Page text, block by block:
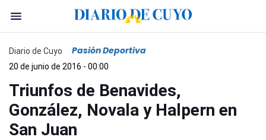
Diario de Cuyo Pasión Deportiva
20 de junio de 2016 - 00:00
Triunfos de Benavides,
González, Novala y Halpern en
San Juan